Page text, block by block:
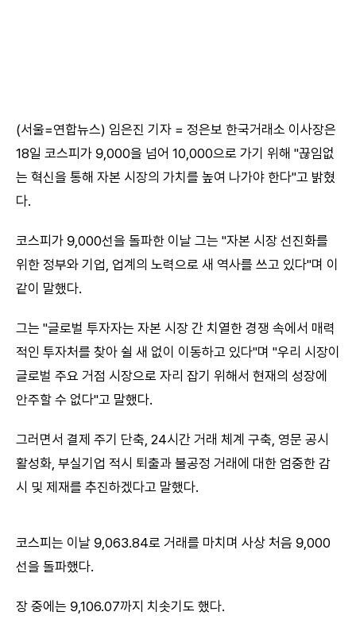
(서울=연합뉴스) 임은진 기자 = 정은보 한국거래소 이사장은
18일 코스피가 9,000을 넘어 10,000으로 가기 위해 "끊임없
는 혁신을 통해 자본 시장의 가치를 높여 나가야 한다"고 밝혔
다.
코스피가 9,000선을 돌파한 이날 그는 "자본 시장 선진화를
위한 정부와 기업, 업계의 노력으로 새 역사를 쓰고 있다"며 이
같이 말했다.
그는 "글로벌 투자자는 자본 시장 간 치열한 경쟁 속에서 매력
적인 투자처를 찾아 쉴 새 없이 이동하고 있다"며 "우리 시장이
글로벌 주요 거점 시장으로 자리 잡기 위해서 현재의 성장에
안주할 수 없다"고 말했다.
그러면서 결제 주기 단축, 24시간 거래 체계 구축, 영문 공시
활성화, 부실기업 적시 퇴출과 불공정 거래에 대한 엄중한 감
시 및 제재를 추진하겠다고 말했다.
코스피는 이날 9,063.84로 거래를 마치며 사상 처음 9,000
선을 돌파했다.
장 중에는 9,106.07까지 치솟기도 했다.